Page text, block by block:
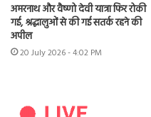
अमरनाथ और वैष्णो देवी यात्रा फिर रोकी
गई, श्रद्धालुओं से की गई सतर्क रहने की
अपील
20 July 2026 - 4:02 PM